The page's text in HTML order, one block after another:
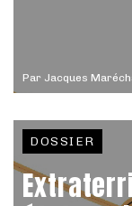
Par Jacques
DOSSIER